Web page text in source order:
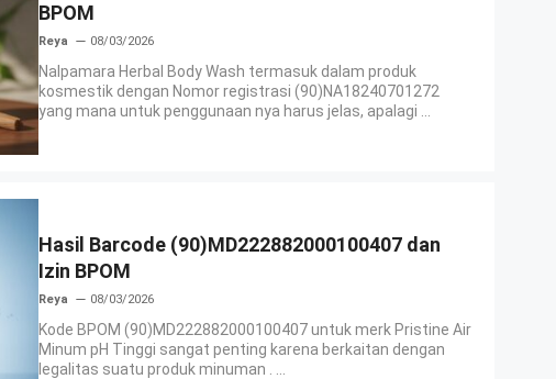
BPOM
Reya 08/03/2026
Nalpamara Herbal Body Wash termasuk dalam produk
kosmestik dengan Nomor registrasi (90)NA18240701272
yang mana untuk penggunaan nya harus jelas, apalagi ...
Hasil Barcode (90)MD222882000100407 dan
Izin BPOM
Reya 08/03/2026
Kode BPOM (90)MD222882000100407 untuk merk Pristine Air
Minum pH Tinggi sangat penting karena berkaitan dengan
legalitas suatu produk minuman . ...